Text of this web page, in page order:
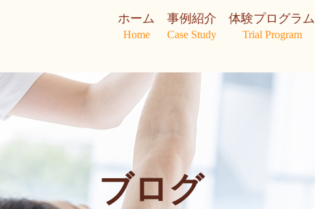
ホーム
Home
事例紹介
Case Study
体験プログラム
Trial Program
ブログ